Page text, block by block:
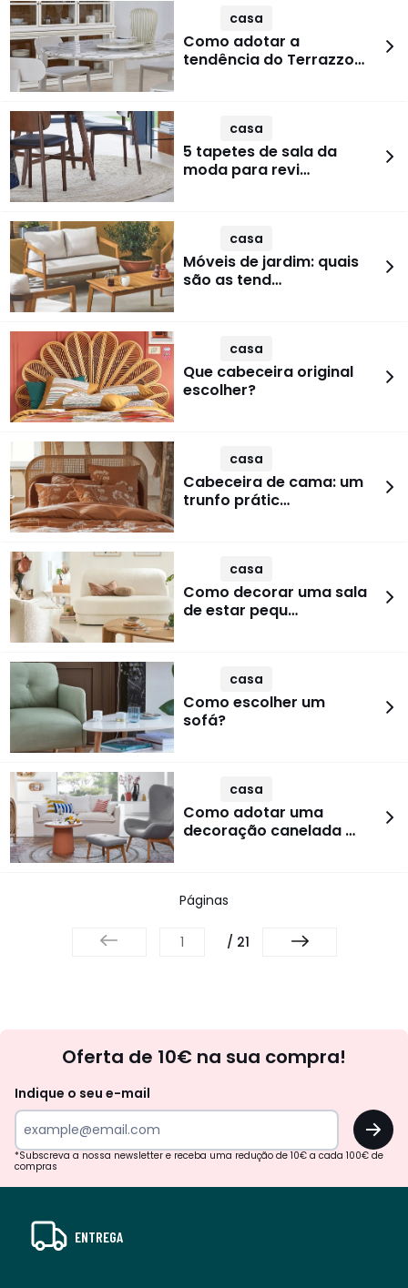
casa
Como adotar a
tendência do Terrazzo…
casa
5 tapetes de sala da
moda para revi…
casa
Móveis de jardim: quais
são as tend…
casa
Que cabeceira original
escolher?
casa
Cabeceira de cama: um
trunfo prátic…
casa
Como decorar uma sala
de estar pequ…
casa
Como escolher um
sofá?
casa
Como adotar uma
decoração canelada …
Páginas
/ 21
Oferta de 10€ na sua compra!
Indique o seu e-mail
OK
*Subscreva a nossa newsletter e receba uma redução de 10€ a cada 100€ de
compras
ENTREGA